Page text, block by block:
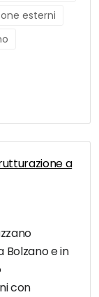
esterni
a
Bolzano e in
con